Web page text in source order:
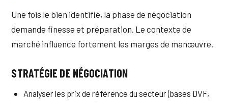
Une fois le bien identifié, la phase de négociation
demande finesse et préparation. Le contexte de
marché influence fortement les marges de manœuvre.
STRATÉGIE DE NÉGOCIATION
Analyser les prix de référence du secteur (bases DVF,